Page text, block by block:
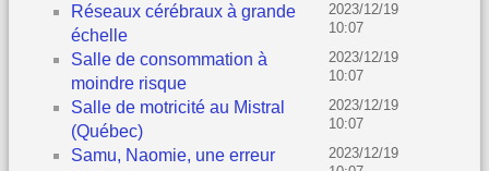
Réseaux cérébraux à grande
échelle
2023/12/19
10:07
Salle de consommation à
moindre risque
2023/12/19
10:07
Salle de motricité au Mistral
(Québec)
2023/12/19
10:07
Samu, Naomie, une erreur
2023/12/19